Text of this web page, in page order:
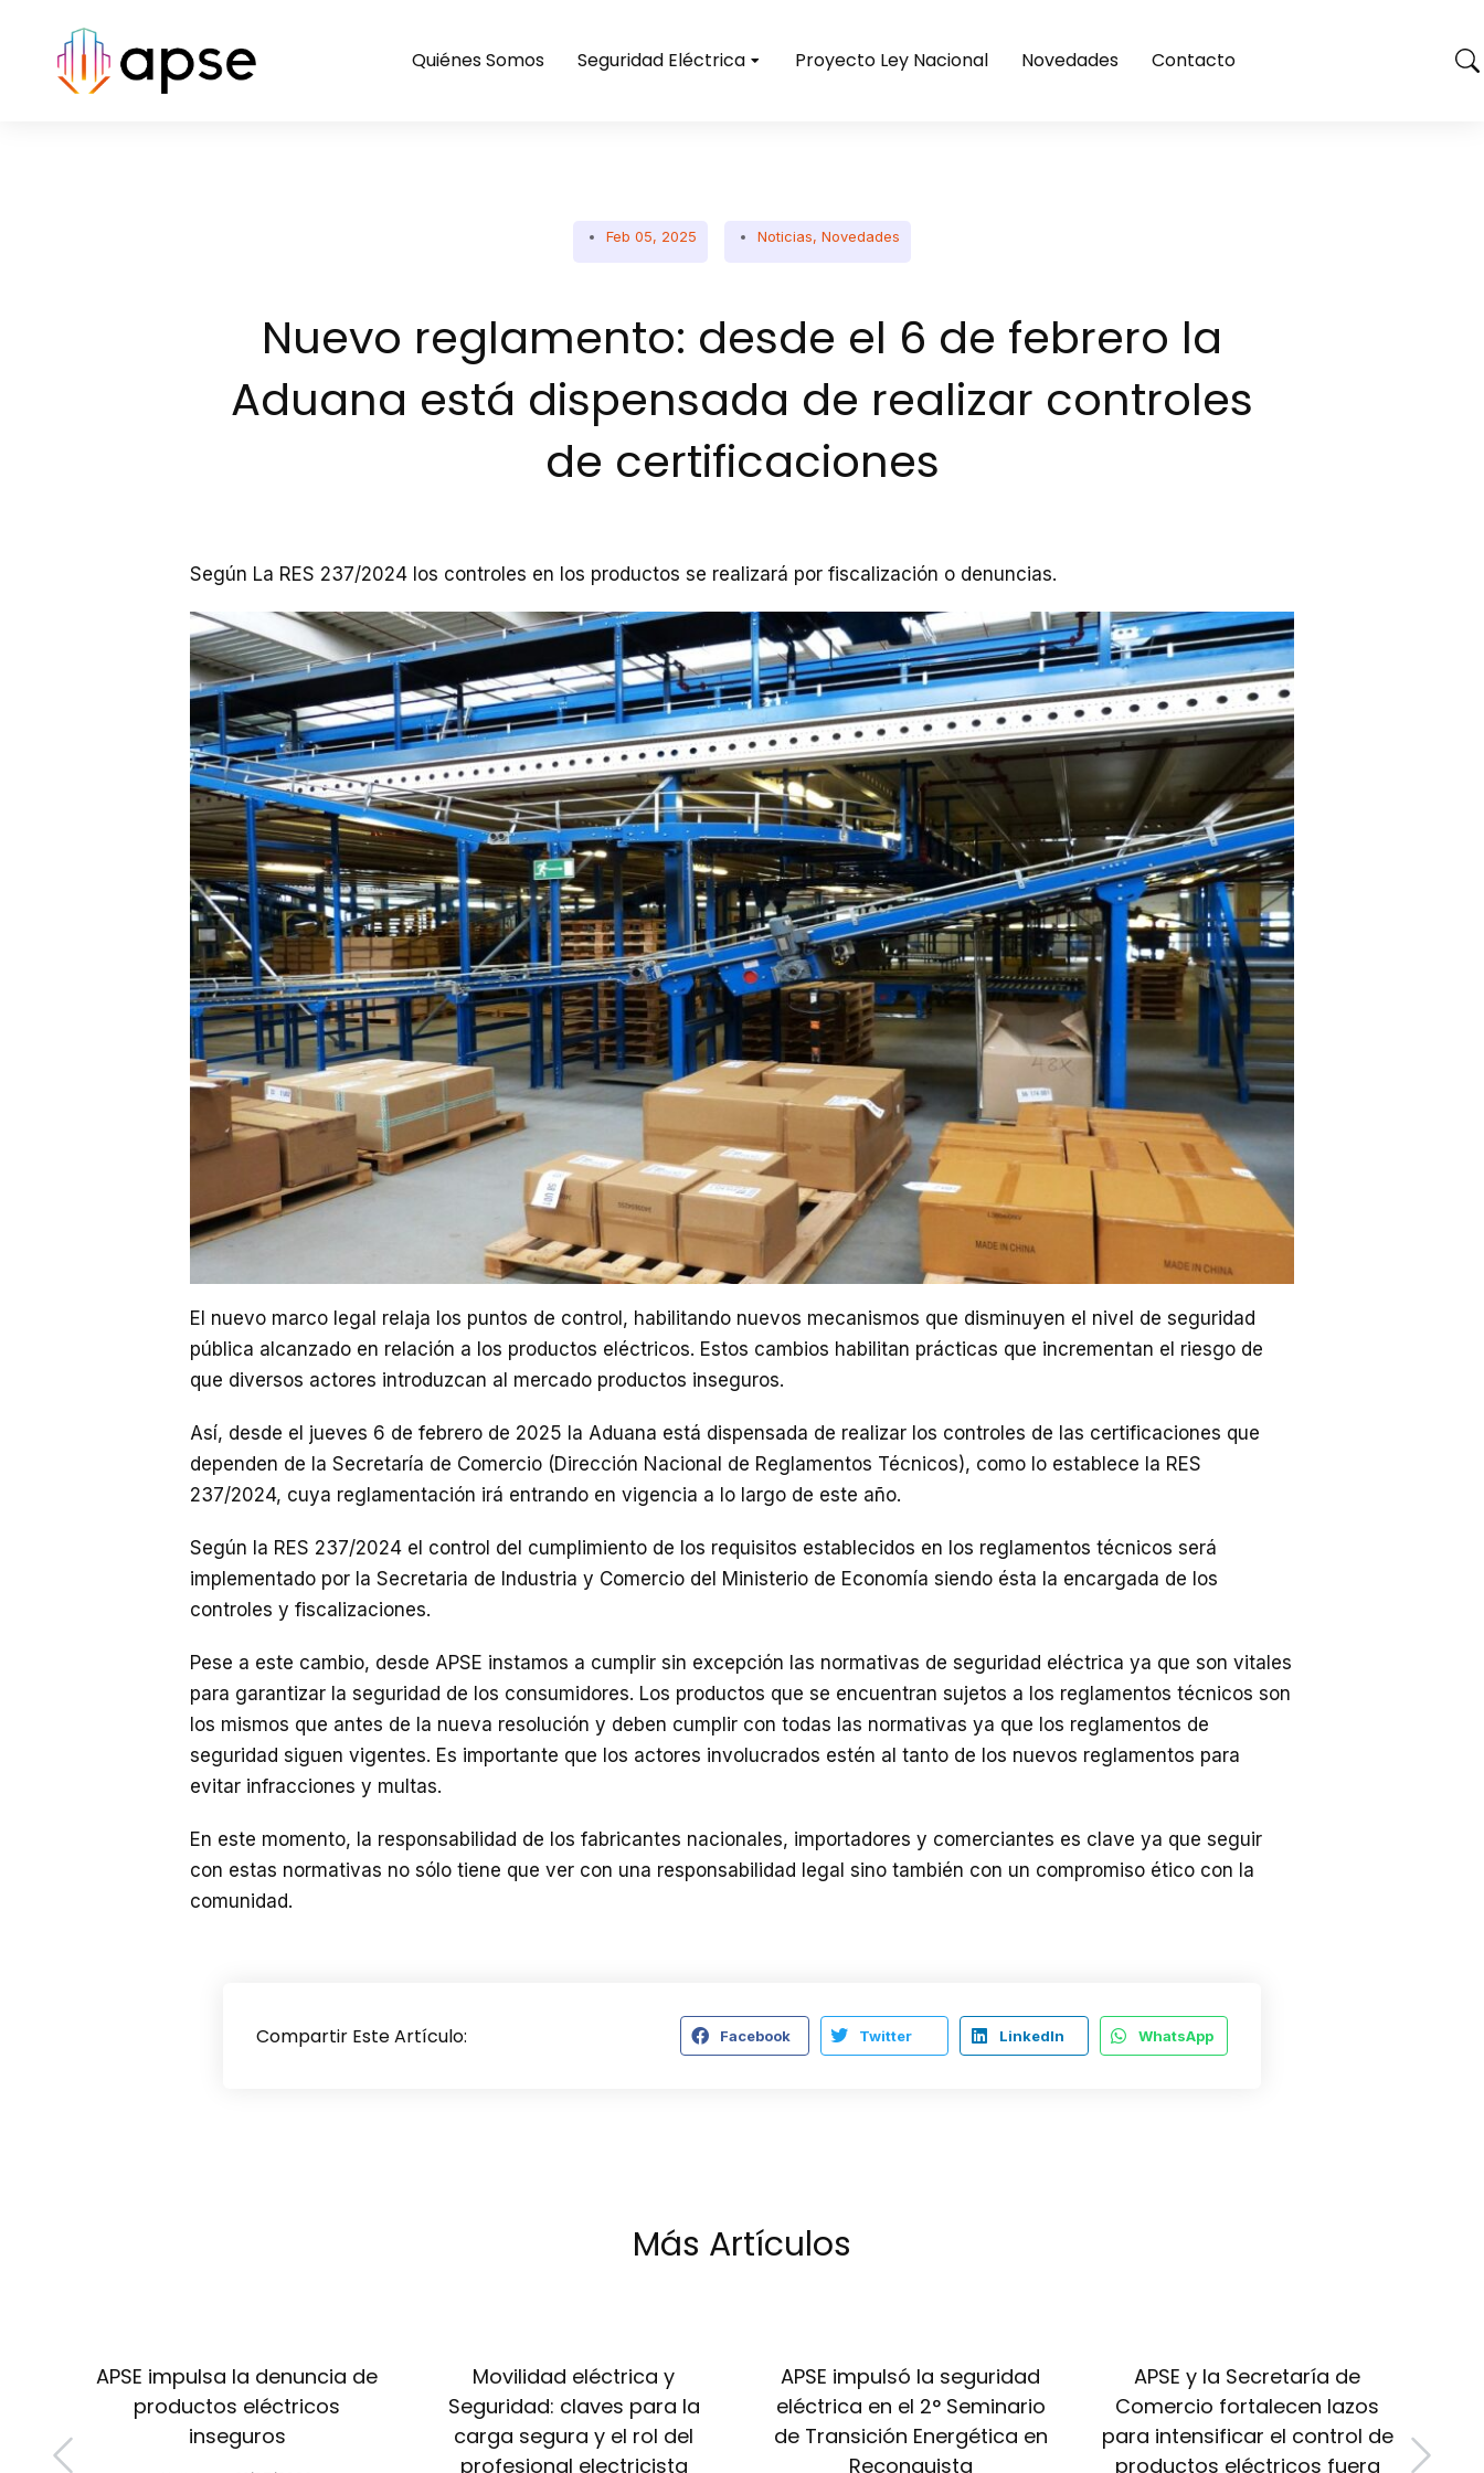
Quiénes Somos Seguridad Eléctrica Proyecto Ley Nacional Novedades Contacto
Feb 05, 2025 Noticias, Novedades
Nuevo reglamento: desde el 6 de febrero la
Aduana está dispensada de realizar controles
de certificaciones
Según La RES 237/2024 los controles en los productos se realizará por fiscalización o denuncias.
El nuevo marco legal relaja los puntos de control, habilitando nuevos mecanismos que disminuyen el nivel de seguridad
pública alcanzado en relación a los productos eléctricos. Estos cambios habilitan prácticas que incrementan el riesgo de
que diversos actores introduzcan al mercado productos inseguros.
Así, desde el jueves 6 de febrero de 2025 la Aduana está dispensada de realizar los controles de las certificaciones que
dependen de la Secretaría de Comercio (Dirección Nacional de Reglamentos Técnicos), como lo establece la RES
237/2024, cuya reglamentación irá entrando en vigencia a lo largo de este año.
Según la RES 237/2024 el control del cumplimiento de los requisitos establecidos en los reglamentos técnicos será
implementado por la Secretaria de Industria y Comercio del Ministerio de Economía siendo ésta la encargada de los
controles y fiscalizaciones.
Pese a este cambio, desde APSE instamos a cumplir sin excepción las normativas de seguridad eléctrica ya que son vitales
para garantizar la seguridad de los consumidores. Los productos que se encuentran sujetos a los reglamentos técnicos son
los mismos que antes de la nueva resolución y deben cumplir con todas las normativas ya que los reglamentos de
seguridad siguen vigentes. Es importante que los actores involucrados estén al tanto de los nuevos reglamentos para
evitar infracciones y multas.
En este momento, la responsabilidad de los fabricantes nacionales, importadores y comerciantes es clave ya que seguir
con estas normativas no sólo tiene que ver con una responsabilidad legal sino también con un compromiso ético con la
comunidad.
Compartir Este Artículo: Facebook Twitter LinkedIn WhatsApp
Más Artículos
APSE impulsa la denuncia de
productos eléctricos
inseguros
Movilidad eléctrica y
Seguridad: claves para la
carga segura y el rol del
profesional electricista
APSE impulsó la seguridad
eléctrica en el 2° Seminario
de Transición Energética en
Reconquista
APSE y la Secretaría de
Comercio fortalecen lazos
para intensificar el control de
productos eléctricos fuera